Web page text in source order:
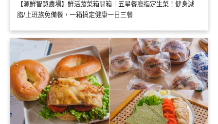
【源鮮智慧農場】鮮活蔬菜箱開箱｜五星餐廳指定生菜！健身減
脂/上班族免備餐，一箱搞定健康一日三餐